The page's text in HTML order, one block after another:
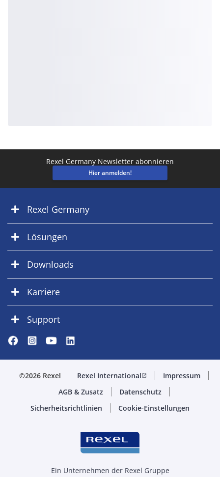
Rexel Germany Newsletter abonnieren
Hier anmelden!
Rexel Germany
Lösungen
Downloads
Karriere
Support
©2026 Rexel Rexel Internationalopen_in_new
Impressum
AGB & Zusatz
Datenschutz
Sicherheitsrichtlinien
Cookie-Einstellungen
Ein Unternehmen der Rexel Gruppe